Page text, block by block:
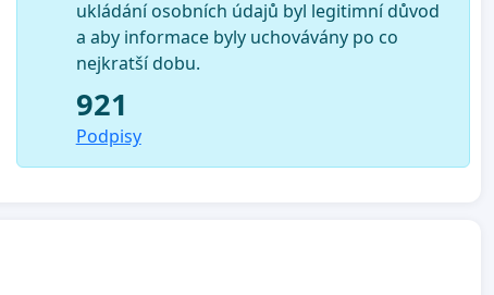
ukládání osobních údajů byl legitimní důvod
a aby informace byly uchovávány po co
nejkratší dobu.
921
Podpisy